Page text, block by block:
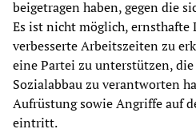
beigetragen haben, gegen die
Es ist nicht möglich, ernsthafte
verbesserte Arbeitszeiten zu
eine Partei zu unterstützen,
Sozialabbau zu verantworten
Aufrüstung sowie Angriffe auf
eintritt.